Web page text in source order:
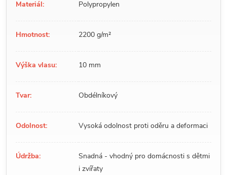
Materiál: Polypropylen
Hmotnost: 2200 g/m²
Výška vlasu: 10 mm
Tvar: Obdélníkový
Odolnost: Vysoká odolnost proti oděru a deformaci
Údržba:
Snadná - vhodný pro domácnosti s dětmi
i zvířaty